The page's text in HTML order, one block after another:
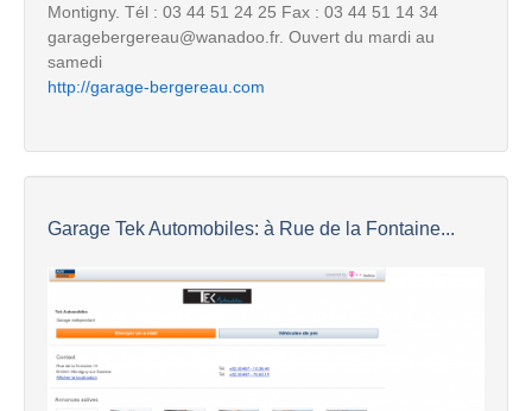
Montigny. Tél : 03 44 51 24 25 Fax : 03 44 51 14 34
garagebergereau@wanadoo.fr. Ouvert du mardi au
samedi
http://garage-bergereau.com
Garage Tek Automobiles: à Rue de la Fontaine...